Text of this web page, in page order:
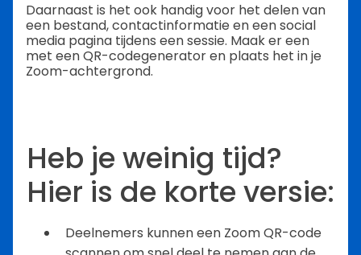
Daarnaast is het ook handig voor het delen van
een bestand, contactinformatie en een social
media pagina tijdens een sessie. Maak er een
met een QR-codegenerator en plaats het in je
Zoom-achtergrond.
Heb je weinig tijd?
Hier is de korte versie:
Deelnemers kunnen een Zoom QR-code